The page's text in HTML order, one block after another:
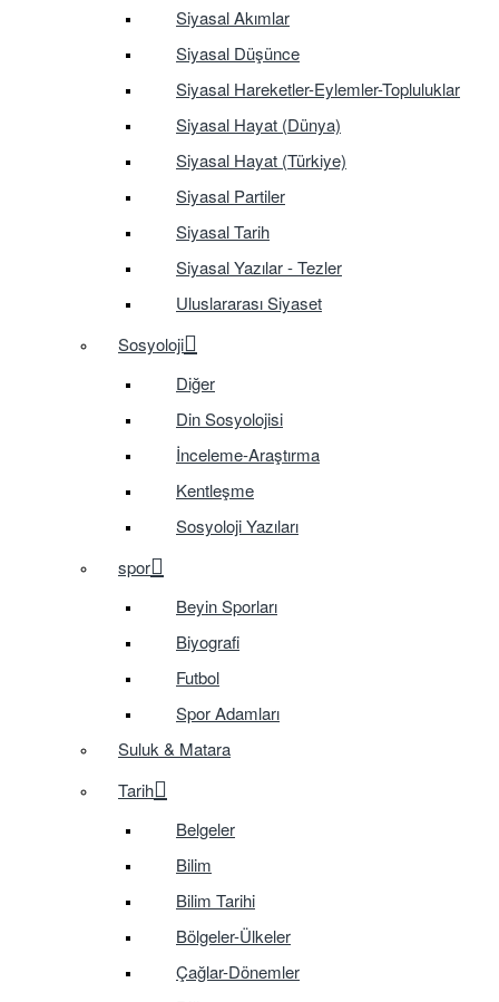
Siyasal Akımlar
Siyasal Düşünce
Siyasal Hareketler-Eylemler-Topluluklar
Siyasal Hayat (Dünya)
Siyasal Hayat (Türkiye)
Siyasal Partiler
Siyasal Tarih
Siyasal Yazılar - Tezler
Uluslararası Siyaset
Sosyoloji
Diğer
Din Sosyolojisi
İnceleme-Araştırma
Kentleşme
Sosyoloji Yazıları
spor
Beyin Sporları
Biyografi
Futbol
Spor Adamları
Suluk & Matara
Tarih
Belgeler
Bilim
Bilim Tarihi
Bölgeler-Ülkeler
Çağlar-Dönemler